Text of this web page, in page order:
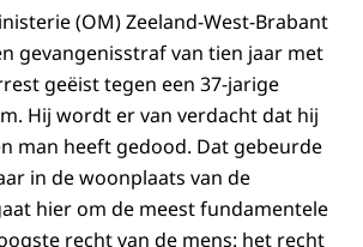
(OM) Zeeland-West-Brabant
gevangenisstraf van tien jaar met
geëist tegen een 37-jarige
Hij wordt er van verdacht dat hij
man heeft gedood. Dat gebeurde
in de woonplaats van de
hier om de meest fundamentele
recht van de mens: het recht